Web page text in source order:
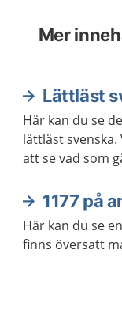
Mer
Lättläst
Här kan du se
lättläst
att se vad som
1177 på
Här kan du se
finns översatt